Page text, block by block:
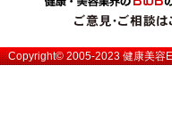
Copyright© 2005-2023健康美容